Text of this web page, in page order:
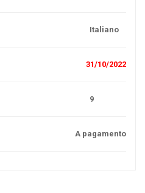
Italiano
31/10/2022
9
A pagamento